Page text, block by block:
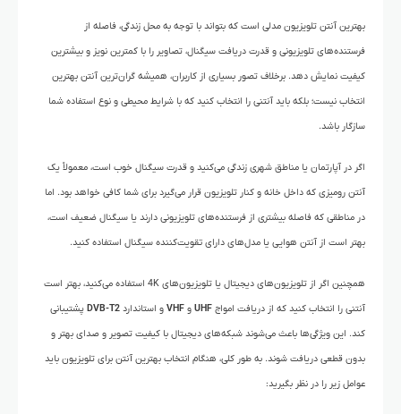
بهترین آنتن تلویزیون مدلی است که بتواند با توجه به محل زندگی، فاصله از
فرستنده‌های تلویزیونی و قدرت دریافت سیگنال، تصاویر را با کمترین نویز و بیشترین
کیفیت نمایش دهد. برخلاف تصور بسیاری از کاربران، همیشه گران‌ترین آنتن بهترین
انتخاب نیست؛ بلکه باید آنتنی را انتخاب کنید که با شرایط محیطی و نوع استفاده شما
سازگار باشد.
اگر در آپارتمان یا مناطق شهری زندگی می‌کنید و قدرت سیگنال خوب است، معمولاً یک
آنتن رومیزی که داخل خانه و کنار تلویزیون قرار می‌گیرد برای شما کافی خواهد بود. اما
در مناطقی که فاصله بیشتری از فرستنده‌های تلویزیونی دارند یا سیگنال ضعیف است،
بهتر است از آنتن هوایی یا مدل‌های دارای تقویت‌کننده سیگنال استفاده کنید.
همچنین اگر از تلویزیون‌های دیجیتال یا تلویزیون‌های 4K استفاده می‌کنید، بهتر است
آنتنی را انتخاب کنید که از دریافت امواج UHF و VHF و استاندارد DVB-T2 پشتیبانی
کند. این ویژگی‌ها باعث می‌شوند شبکه‌های دیجیتال با کیفیت تصویر و صدای بهتر و
بدون قطعی دریافت شوند. به طور کلی، هنگام انتخاب بهترین آنتن برای تلویزیون باید
عوامل زیر را در نظر بگیرید: